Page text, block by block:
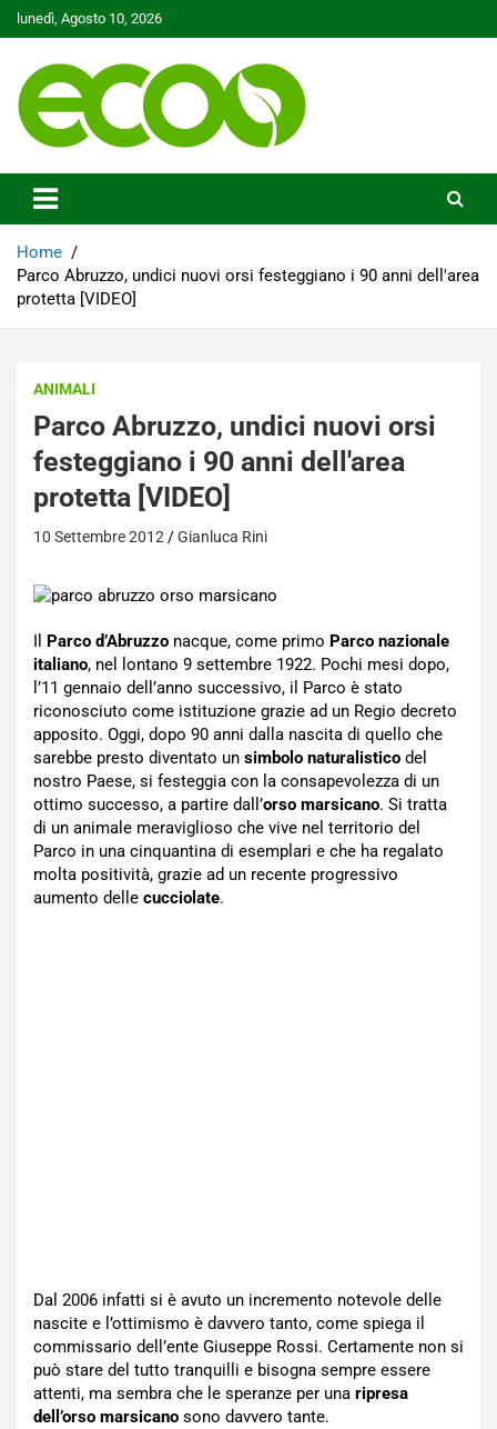
Skip
to
lunedì, Agosto 10, 2026
Ecoo.it
Home
Parco Abruzzo, undici nuovi orsi festeggiano i 90 anni dell'area
protetta [VIDEO]
ANIMALI
Parco Abruzzo, undici nuovi orsi
festeggiano i 90 anni dell'area
protetta [VIDEO]
10 Settembre 2012 Gianluca Rini
Il Parco d’Abruzzo nacque, come primo Parco nazionale
italiano, nel lontano 9 settembre 1922. Pochi mesi dopo,
l’11 gennaio dell’anno successivo, il Parco è stato
riconosciuto come istituzione grazie ad un Regio decreto
apposito. Oggi, dopo 90 anni dalla nascita di quello che
sarebbe presto diventato un simbolo naturalistico del
nostro Paese, si festeggia con la consapevolezza di un
ottimo successo, a partire dall’orso marsicano. Si tratta
di un animale meraviglioso che vive nel territorio del
Parco in una cinquantina di esemplari e che ha regalato
molta positività, grazie ad un recente progressivo
aumento delle cucciolate.
Dal 2006 infatti si è avuto un incremento notevole delle
nascite e l’ottimismo è davvero tanto, come spiega il
commissario dell’ente Giuseppe Rossi. Certamente non si
può stare del tutto tranquilli e bisogna sempre essere
attenti, ma sembra che le speranze per una ripresa
dell’orso marsicano sono davvero tante.